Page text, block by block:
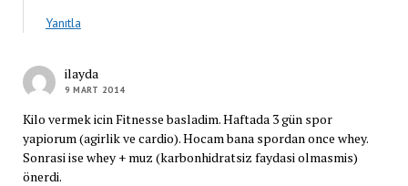
Yanıtla
ilayda
9 MART 2014
Kilo vermek icin Fitnesse basladim. Haftada 3 gün spor
yapiorum (agirlik ve cardio). Hocam bana spordan once whey.
Sonrasi ise whey + muz (karbonhidratsiz faydasi olmasmis)
önerdi.